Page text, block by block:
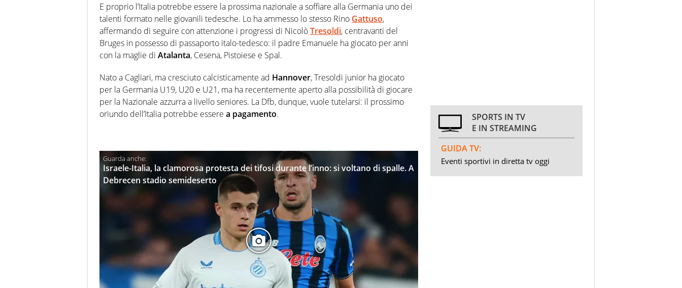
E proprio l’Italia potrebbe essere la prossima nazionale a soffiare alla Germania uno dei
talenti formato nelle giovanili tedesche. Lo ha ammesso lo stesso Rino Gattuso,
affermando di seguire con attenzione i progressi di NicolòTresoldi, centravanti del
Bruges in possesso di passaporto italo-tedesco: il padre Emanuele ha giocato per anni
con la maglie di Atalanta, Cesena, Pistoiese e Spal.
Nato a Cagliari, ma cresciuto calcisticamente ad Hannover, Tresoldi junior ha giocato
per la Germania U19, U20 e U21, ma ha recentemente aperto alla possibilità di giocare
per la Nazionale azzurra a livello seniores. La Dfb, dunque, vuole tutelarsi: il prossimo
oriundo dell’Italia potrebbe essere a pagamento.
Israele-Italia, la clamorosa protesta dei tifosi durante l’inno: si voltano di spalle. A
Debrecen stadio semideserto
SPORTS IN TV
E IN STREAMING
GUIDA TV:
Eventi sportivi in diretta tv oggi